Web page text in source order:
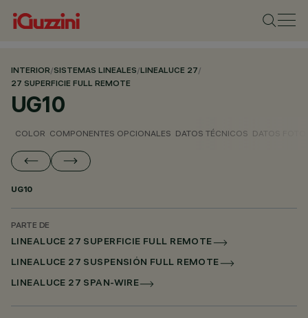
INTERIOR/SISTEMAS LINEALES/LINEALUCE 27/
27 SUPERFICIE FULL REMOTE
UG10
COLOR COMPONENTES OPCIONALES DATOS TÉCNICOS DATOS
UG10
PARTE DE
LINEALUCE 27 SUPERFICIE FULL REMOTE
LINEALUCE 27 SUSPENSIÓN FULL REMOTE
LINEALUCE 27 SPAN-WIRE